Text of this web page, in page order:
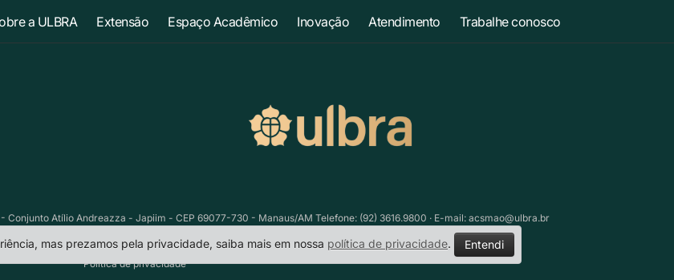
a ULBRA Extensão Espaço Acadêmico Inovação Atendimento Trabalhe conosco
Conjunto Atílio Andreazza - Japiim - CEP 69077-730 - Manaus/AM Telefone: (92) 3616.9800 · E-mail: acsmao@ulbra.br
Política de privacidade
mas prezamos pela privacidade, saiba mais em nossa política de privacidade. Entendi